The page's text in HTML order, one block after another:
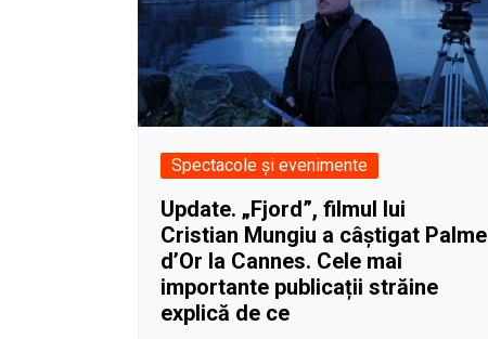
Spectacole și evenimente
Update. „Fjord”, filmul lui
Cristian Mungiu a câștigat Palme
d’Or la Cannes. Cele mai
importante publicații străine
explică de ce